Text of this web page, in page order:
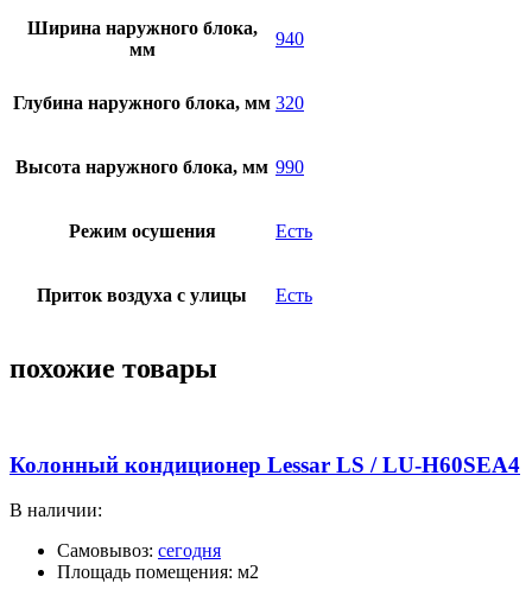
Ширина наружного блока,
мм
940
Глубина наружного блока, мм 320
Высота наружного блока, мм 990
Режим осушения Есть
Приток воздуха с улицы Есть
похожие товары
Колонный кондиционер Lessar LS / LU-H60SEA4
В наличии:
Самовывоз: сегодня
Площадь помещения: м2